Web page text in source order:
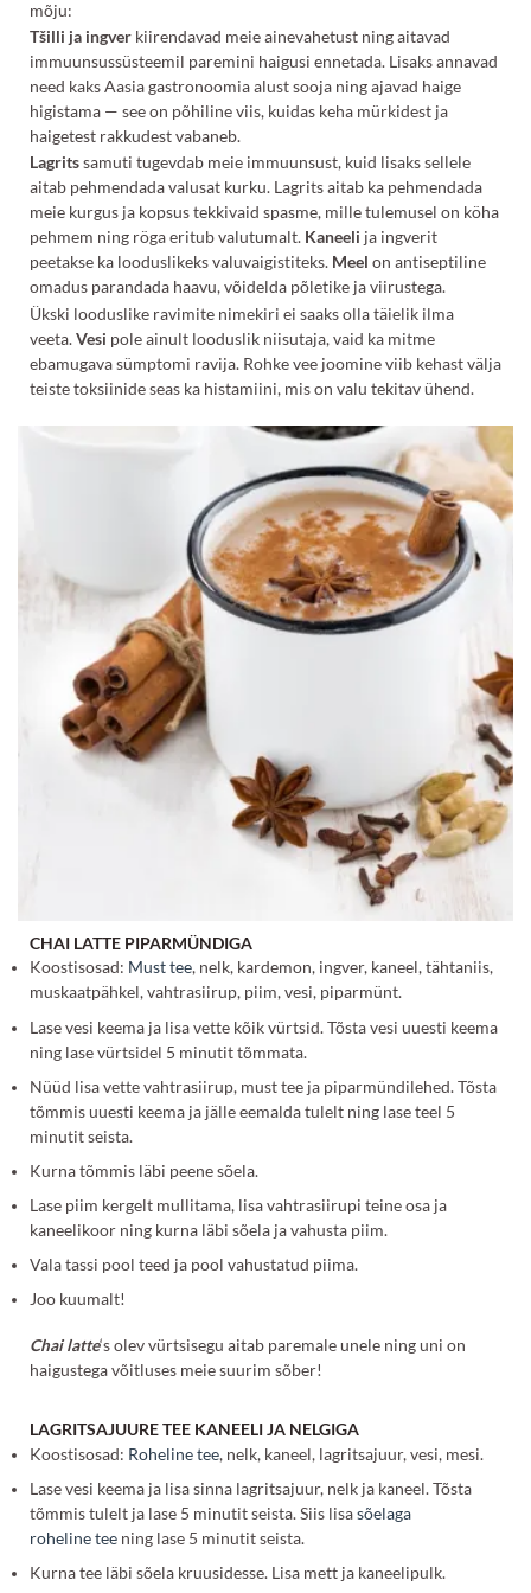
mõju:
Tšilli ja ingver kiirendavad meie ainevahetust ning aitavad
immuunsussüsteemil paremini haigusi ennetada. Lisaks annavad
need kaks Aasia gastronoomia alust sooja ning ajavad haige
higistama — see on põhiline viis, kuidas keha mürkidest ja
haigetest rakkudest vabaneb.
Lagritssamuti tugevdab meie immuunsust, kuid lisaks sellele
aitab pehmendada valusat kurku. Lagrits aitab ka pehmendada
meie kurgus ja kopsus tekkivaid spasme, mille tulemusel on köha
pehmem ning röga eritub valutumalt. Kaneeli ja ingverit
peetakse ka looduslikeks valuvaigistiteks. Meel on antiseptiline
omadus parandada haavu, võidelda põletike ja viirustega.
Ükski looduslike ravimite nimekiri ei saaks olla täielik ilma
veeta.Vesi pole ainult looduslik niisutaja, vaid ka mitme
ebamugava sümptomi ravija. Rohke vee joomine viib kehast välja
teiste toksiinide seas ka histamiini, mis on valu tekitav ühend.
CHAI LATTE PIPARMÜNDIGA
Koostisosad: Must tee, nelk, kardemon, ingver, kaneel, tähtaniis,
muskaatpähkel, vahtrasiirup, piim, vesi, piparmünt.
Lase vesi keema ja lisa vette kõik vürtsid. Tõsta vesi uuesti keema
ning lase vürtsidel 5 minutit tõmmata.
Nüüd lisa vette vahtrasiirup, must tee ja piparmündilehed. Tõsta
tõmmis uuesti keema ja jälle eemalda tulelt ning lase teel 5
minutit seista.
Kurna tõmmis läbi peene sõela.
Lase piim kergelt mullitama, lisa vahtrasiirupi teine osa ja
kaneelikoor ning kurna läbi sõela ja vahusta piim.
Vala tassi pool teed ja pool vahustatud piima.
Joo kuumalt!
Chai latte‘s olev vürtsisegu aitab paremale unele ning uni on
haigustega võitluses meie suurim sõber!
LAGRITSAJUURE TEE KANEELI JA NELGIGA
Koostisosad: Roheline tee, nelk, kaneel, lagritsajuur, vesi, mesi.
Lase vesi keema ja lisa sinna lagritsajuur, nelk ja kaneel. Tõsta
tõmmis tulelt ja lase 5 minutit seista. Siis lisasõelaga
roheline tee ning lase 5 minutit seista.
Kurna tee läbi sõela kruusidesse. Lisa mett ja kaneelipulk.